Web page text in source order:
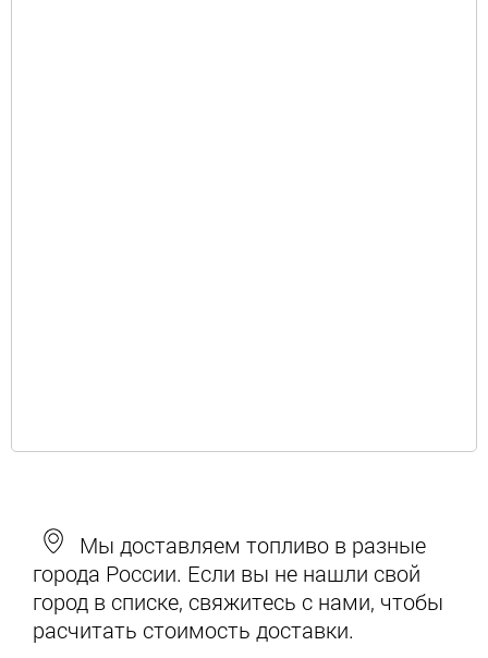
Мы доставляем топливо в разные
города России. Если вы не нашли свой
город в списке, свяжитесь с нами, чтобы
расчитать стоимость доставки.